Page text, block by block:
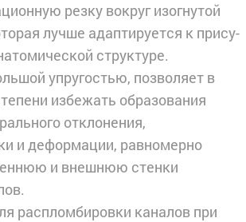
резку вокруг изогнутой
лучше адаптируется к прису­
структуре.
упругостью, позволяет в
избежать образования
отклонения,
и деформации, равномерно
и внешнюю стенки
распломбировки каналов при